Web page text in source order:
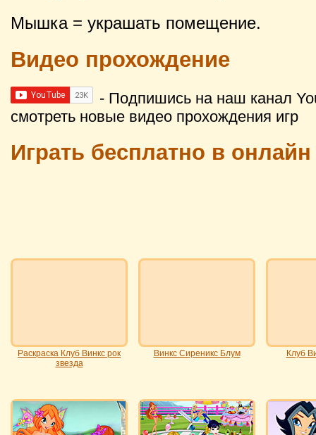
Мышка = украшать помещение.
Видео прохождение
- Подпишись на наш канал
смотреть новые видео прохождения игр
Играть бесплатно в
Раскраска Клуб Винкс рок
звезда
Винкс Сиреникс Блум Клуб